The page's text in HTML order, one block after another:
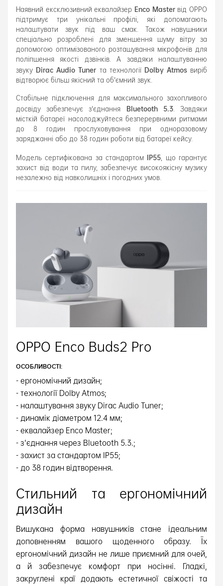
Наявний ексклюзивний еквалайзер Enco Master від OPPO
підтримує три унікальні профілі, які допомагають
налаштувати звук під ваш смак. Також навушники
спеціально розроблені для зменшення шуму вітру за
допомогою оптимізованого розташування мікрофонів для
поліпшення якості дзвінків. А завдяки налаштуванню
звуку Dirac Audio Tuner та технології Dolby Atmos виріб
відтворює більш якісний та об'ємний звук.
Стабільне підключення для максимального захопливого
досвіду забезпечує з'єднання Bluetooth 5.3. Завдяки
місткій батареї насолоджуйтеся безперервними ритмами
до 8 годин прослуховування при одноразовому
заряджанні або до 38 годин роботи від батареї кейсу.
Модель сертифікована за стандартом IP55, що гарантує
захист від води та пилу, забезпечує високоякісну музику
незалежно від навколишніх і погодних умов.
OPPO Enco Buds2 Pro
ОСОБЛИВОСТІ:
- ергономічний дизайн;
- технології Dolby Atmos;
- налаштування звуку Dirac Audio Tuner;
- динамік діаметром 12.4 мм;
- еквалайзер Enco Master;
- з'єднання через Bluetooth 5.3.;
- захист за стандартом IP55;
- до 38 годин відтворення.
Стильний та ергономічний
дизайн
Вишукана форма навушників стане ідеальним
доповненням вашого щоденного образу. Їх
ергономічний дизайн не лише приємний для очей,
а й забезпечує комфорт при носінні. Гладкі,
закруглені краї додають естетичної свіжості та